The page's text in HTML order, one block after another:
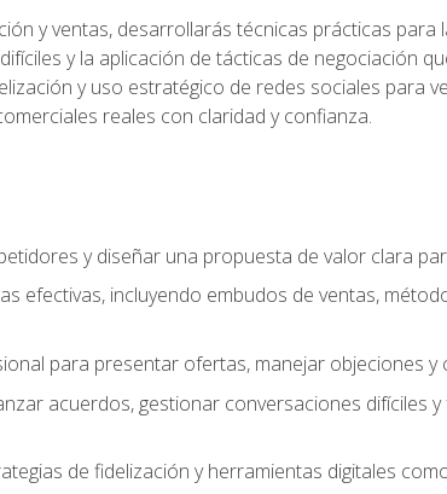
y ventas, desarrollarás técnicas prácticas para
y la aplicación de tácticas de negociación
y uso estratégico de redes sociales para
reales con claridad y confianza.
y diseñar una propuesta de valor clara
efectivas, incluyendo embudos de ventas,
para presentar ofertas, manejar objeciones
acuerdos, gestionar conversaciones difíciles
de fidelización y herramientas digitales